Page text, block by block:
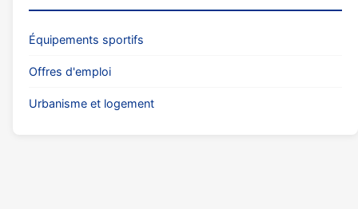
Équipements sportifs
Offres d'emploi
Urbanisme et logement